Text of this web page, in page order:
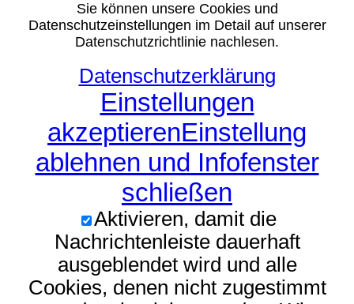
Sie können unsere Cookies und
Datenschutzeinstellungen im Detail auf unserer
Datenschutzrichtlinie nachlesen.
Datenschutzerklärung
Einstellungen
akzeptierenEinstellung
ablehnen und Infofenster
schließen
Aktivieren, damit die
Nachrichtenleiste dauerhaft
ausgeblendet wird und alle
Cookies, denen nicht zugestimmt